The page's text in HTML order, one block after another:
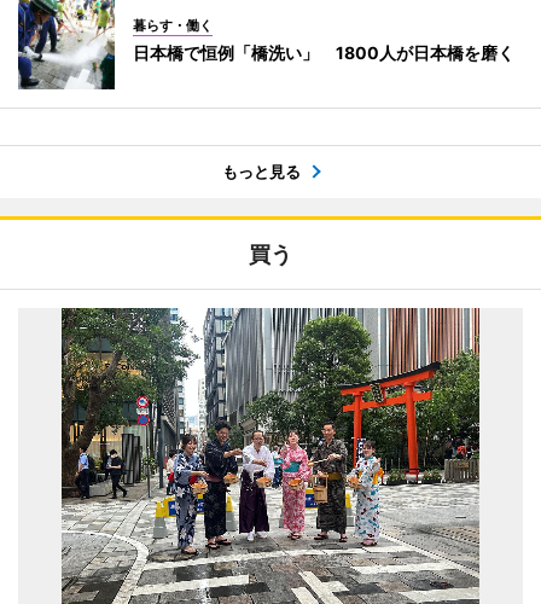
暮らす・働く
日本橋で恒例「橋洗い」 1800人が日本橋を磨く
もっと見る
買う